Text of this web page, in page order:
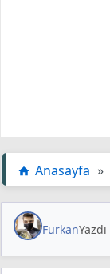
Anasayfa »
FurkanYazdı